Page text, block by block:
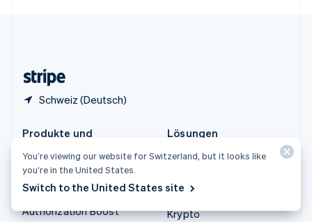
Schweiz (Deutsch)
Produkte und
Preisinformationen
Atlas
Authorization Boost
Lösungen
Unternehmen
Agentenbasierter Handel
Krypto
You’re viewing our website for Switzerland, but it looks like
you’re in the United States.
Switch to the United States site